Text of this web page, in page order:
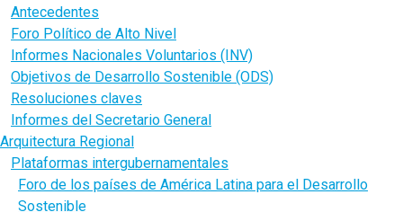
Antecedentes
Foro Político de Alto Nivel
Informes Nacionales Voluntarios (INV)
Objetivos de Desarrollo Sostenible (ODS)
Resoluciones claves
Informes del Secretario General
Arquitectura Regional
Plataformas intergubernamentales
Foro de los países de América Latina para el Desarrollo
Sostenible